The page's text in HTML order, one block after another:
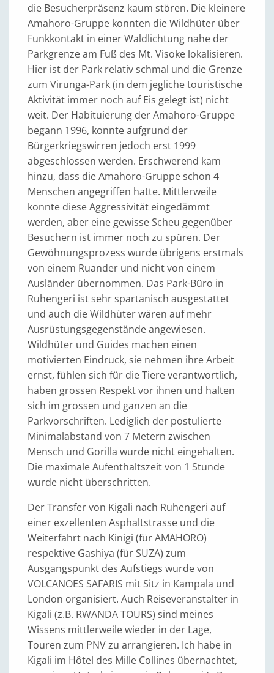
die Besucherpräsenz kaum stören. Die kleinere
Amahoro-Gruppe konnten die Wildhüter über
Funkkontakt in einer Waldlichtung nahe der
Parkgrenze am Fuß des Mt. Visoke lokalisieren.
Hier ist der Park relativ schmal und die Grenze
zum Virunga-Park (in dem jegliche touristische
Aktivität immer noch auf Eis gelegt ist) nicht
weit. Der Habituierung der Amahoro-Gruppe
begann 1996, konnte aufgrund der
Bürgerkriegswirren jedoch erst 1999
abgeschlossen werden. Erschwerend kam
hinzu, dass die Amahoro-Gruppe schon 4
Menschen angegriffen hatte. Mittlerweile
konnte diese Aggressivität eingedämmt
werden, aber eine gewisse Scheu gegenüber
Besuchern ist immer noch zu spüren. Der
Gewöhnungsprozess wurde übrigens erstmals
von einem Ruander und nicht von einem
Ausländer übernommen. Das Park-Büro in
Ruhengeri ist sehr spartanisch ausgestattet
und auch die Wildhüter wären auf mehr
Ausrüstungsgegenstände angewiesen.
Wildhüter und Guides machen einen
motivierten Eindruck, sie nehmen ihre Arbeit
ernst, fühlen sich für die Tiere verantwortlich,
haben grossen Respekt vor ihnen und halten
sich im grossen und ganzen an die
Parkvorschriften. Lediglich der postulierte
Minimalabstand von 7 Metern zwischen
Mensch und Gorilla wurde nicht eingehalten.
Die maximale Aufenthaltszeit von 1 Stunde
wurde nicht überschritten.
Der Transfer von Kigali nach Ruhengeri auf
einer exzellenten Asphaltstrasse und die
Weiterfahrt nach Kinigi (für AMAHORO)
respektive Gashiya (für SUZA) zum
Ausgangspunkt des Aufstiegs wurde von
VOLCANOES SAFARIS mit Sitz in Kampala und
London organisiert. Auch Reiseveranstalter in
Kigali (z.B. RWANDA TOURS) sind meines
Wissens mittlerweile wieder in der Lage,
Touren zum PNV zu arrangieren. Ich habe in
Kigali im Hôtel des Mille Collines übernachtet,